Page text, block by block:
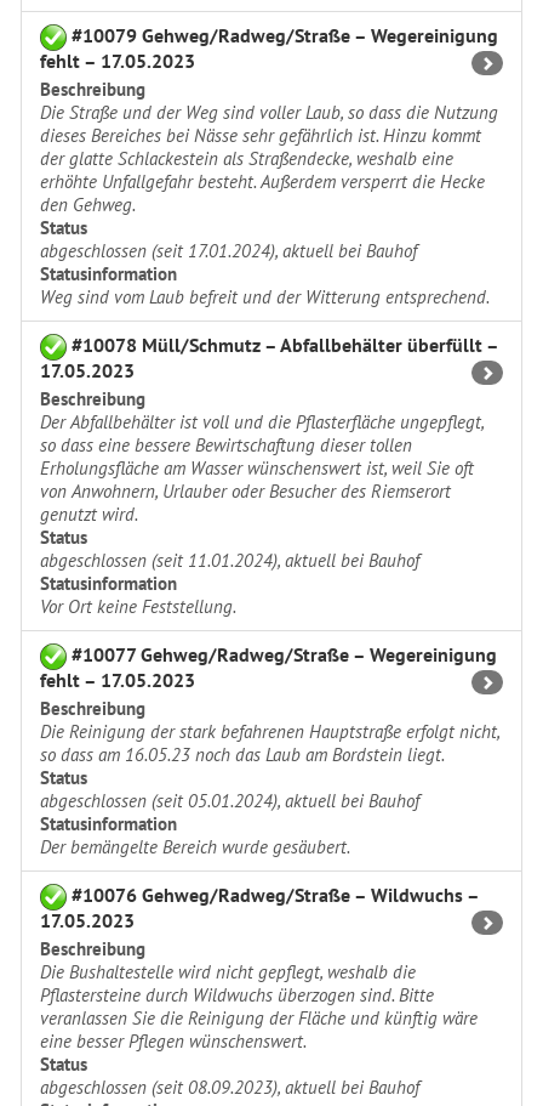
#10079 Gehweg/Radweg/Straße – Wegereinigung
fehlt – 17.05.2023
Beschreibung
Die Straße und der Weg sind voller Laub, so dass die Nutzung
dieses Bereiches bei Nässe sehr gefährlich ist. Hinzu kommt
der glatte Schlackestein als Straßendecke, weshalb eine
erhöhte Unfallgefahr besteht. Außerdem versperrt die Hecke
den Gehweg.
Status
abgeschlossen (seit 17.01.2024), aktuell bei Bauhof
Statusinformation
Weg sind vom Laub befreit und der Witterung entsprechend.
#10078 Müll/Schmutz – Abfallbehälter überfüllt –
17.05.2023
Beschreibung
Der Abfallbehälter ist voll und die Pflasterfläche ungepflegt,
so dass eine bessere Bewirtschaftung dieser tollen
Erholungsfläche am Wasser wünschenswert ist, weil Sie oft
von Anwohnern, Urlauber oder Besucher des Riemserort
genutzt wird.
Status
abgeschlossen (seit 11.01.2024), aktuell bei Bauhof
Statusinformation
Vor Ort keine Feststellung.
#10077 Gehweg/Radweg/Straße – Wegereinigung
fehlt – 17.05.2023
Beschreibung
Die Reinigung der stark befahrenen Hauptstraße erfolgt nicht,
so dass am 16.05.23 noch das Laub am Bordstein liegt.
Status
abgeschlossen (seit 05.01.2024), aktuell bei Bauhof
Statusinformation
Der bemängelte Bereich wurde gesäubert.
#10076 Gehweg/Radweg/Straße – Wildwuchs –
17.05.2023
Beschreibung
Die Bushaltestelle wird nicht gepflegt, weshalb die
Pflastersteine durch Wildwuchs überzogen sind. Bitte
veranlassen Sie die Reinigung der Fläche und künftig wäre
eine besser Pflegen wünschenswert.
Status
abgeschlossen (seit 08.09.2023), aktuell bei Bauhof